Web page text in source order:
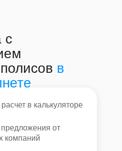
с
в
в калькуляторе
от
компаний